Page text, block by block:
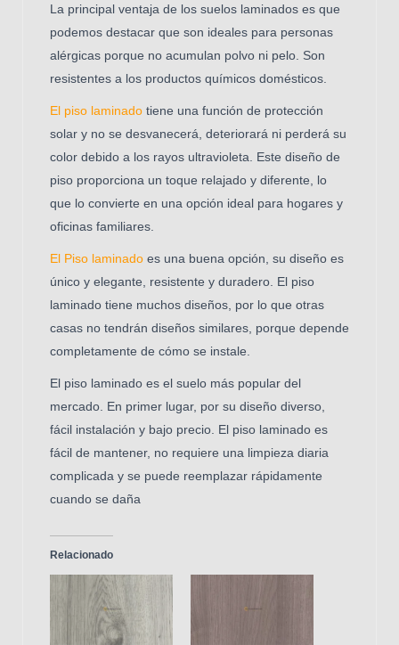
La principal ventaja de los suelos laminados es que
podemos destacar que son ideales para personas
alérgicas porque no acumulan polvo ni pelo. Son
resistentes a los productos químicos domésticos.
El piso laminado tiene una función de protección
solar y no se desvanecerá, deteriorará ni perderá su
color debido a los rayos ultravioleta. Este diseño de
piso proporciona un toque relajado y diferente, lo
que lo convierte en una opción ideal para hogares y
oficinas familiares.
El Piso laminado es una buena opción, su diseño es
único y elegante, resistente y duradero. El piso
laminado tiene muchos diseños, por lo que otras
casas no tendrán diseños similares, porque depende
completamente de cómo se instale.
El piso laminado es el suelo más popular del
mercado. En primer lugar, por su diseño diverso,
fácil instalación y bajo precio. El piso laminado es
fácil de mantener, no requiere una limpieza diaria
complicada y se puede reemplazar rápidamente
cuando se daña
Relacionado